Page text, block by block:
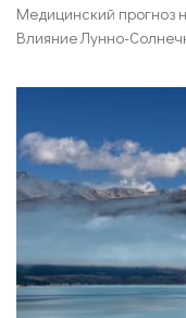
Медицинский прогноз
Влияние Лунно-